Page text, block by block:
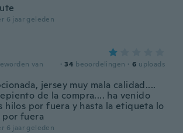
6 jaar geleden
van
· 34 beoordelingen · 6 uploads
jersey muy mala calidad....
de la compra.... ha venido
hilos por fuera y hasta la etiqueta lo
por fuera
6 jaar geleden